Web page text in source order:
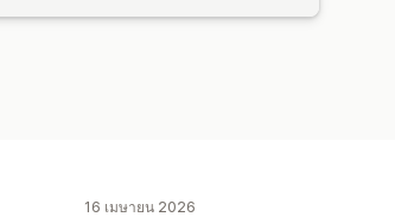
16 เมษายน 2026